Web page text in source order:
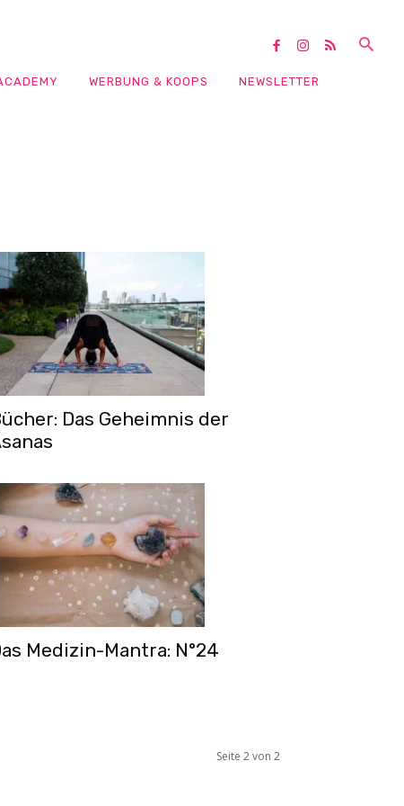
WERBUNG & KOOPS NEWSLETTER
Das Geheimnis der
Medizin-Mantra: N°24
Seite 2 von 2